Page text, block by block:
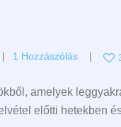
1 Hozzászólás
amelyek
előtti hetekben